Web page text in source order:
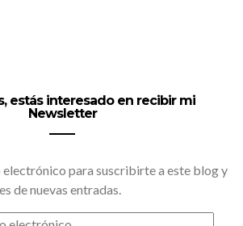
estás interesado en recibir mi
Newsletter
para suscribirte a este blog y
de nuevas entradas.